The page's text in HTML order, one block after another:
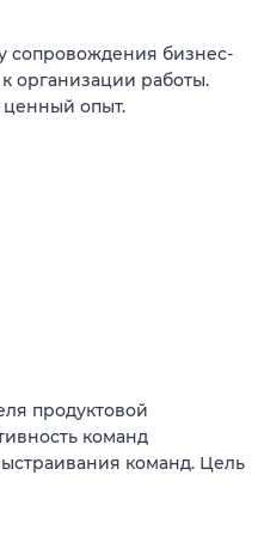
сопровождения бизнес-
организации работы.
опыт.
продуктовой
команд
команд. Цель